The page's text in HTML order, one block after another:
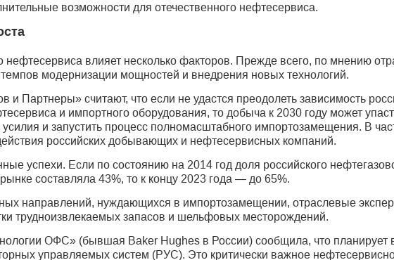
возможности для отечественного нефтесервиса.
нефтесервиса влияет несколько факторов. Прежде всего, по мнению
модернизации мощностей и внедрения новых технологий.
и Партнеры» считают, что если не удастся преодолеть зависимость
и импортного оборудования, то добыча к 2030 году может
и запустить процесс полномасштабного импортозамещения. В
российских добывающих и нефтесервисных компаний.
успехи. Если по состоянию на 2014 год доля российского
составляла 43%, то к концу 2023 года — до 65%.
направлений, нуждающихся в импортозамещении, отраслевые
трудноизвлекаемых запасов и шельфовых месторождений.
ОФС» (бывшая Baker Hughes в России) сообщила, что планирует
управляемых систем (РУС). Это критически важное